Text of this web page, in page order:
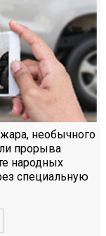
необычного
прорыва
народных
специальную